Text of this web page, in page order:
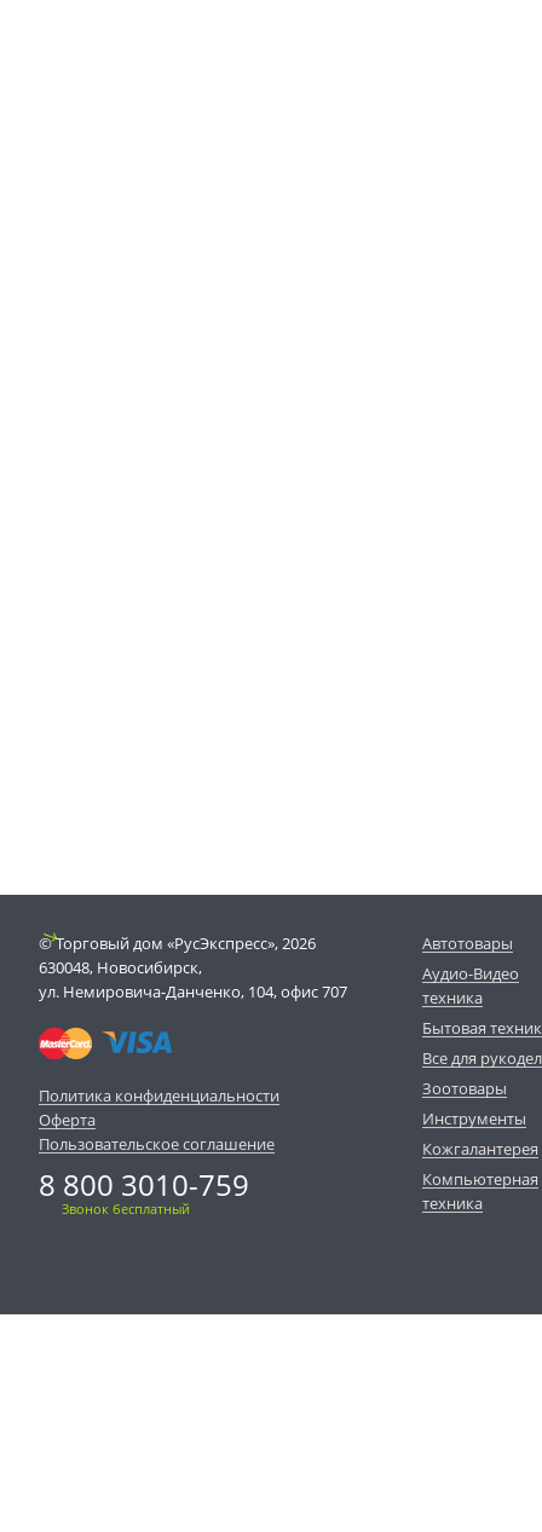
© Торговый дом «РусЭкспресс», 2026
630048, Новосибирск,
ул. Немировича-Данченко, 104, офис 707
Политика конфиденциальности
Оферта
Пользовательское соглашение
8 800 3010-759
Звонок бесплатный
Автотовары
Аудио-Видео
техника
Бытовая
Все для
Зоотовары
Инструменты
Кожгалантерея
Компьютерная
техника